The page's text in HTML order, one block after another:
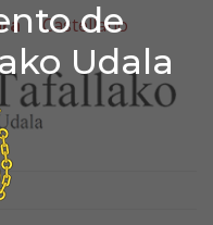
de
Udala
de
Castellano